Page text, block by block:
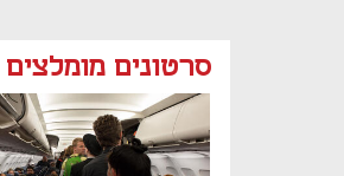
סרטונים מומלצים